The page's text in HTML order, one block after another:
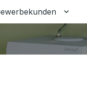
umschalten
für Privatkunden